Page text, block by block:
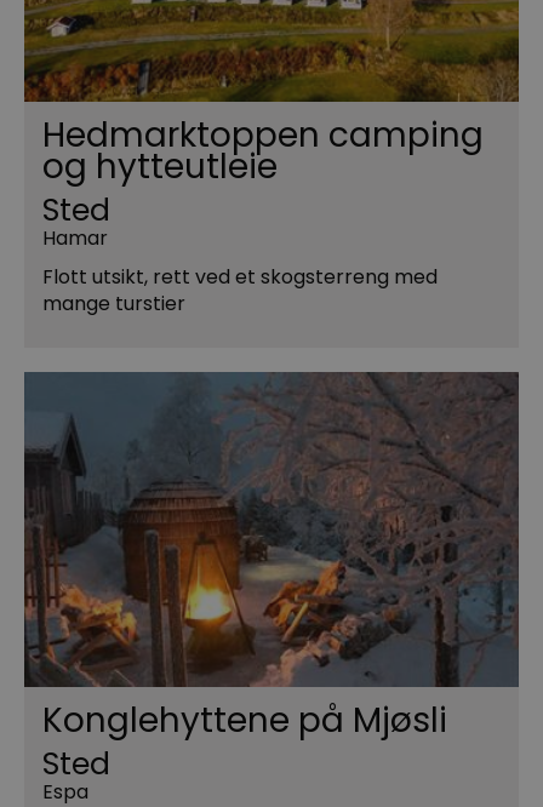
Hedmarktoppen camping
og hytteutleie
Sted
Hamar
Flott utsikt, rett ved et skogsterreng med
mange turstier
Konglehyttene på Mjøsli
Sted
Espa